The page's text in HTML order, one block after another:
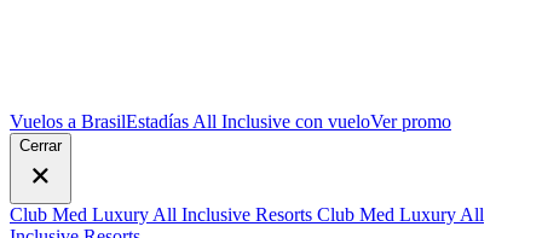
Vuelos a BrasilEstadías All Inclusive con vueloVer promo
Cerrar
Club Med Luxury All Inclusive Resorts Club Med Luxury All